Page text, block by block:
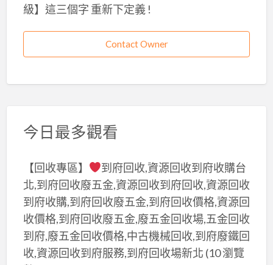
級】這三個字 重新下定義 !
Contact Owner
今日最多觀看
【回收專區】
到府回收,資源回收到府收購台
北,到府回收廢五金,資源回收到府回收,資源回收
到府收購,到府回收廢五金,到府回收價格,資源回
收價格,到府回收廢五金,廢五金回收場,五金回收
到府,廢五金回收價格,中古機械回收,到府廢鐵回
收,資源回收到府服務,到府回收場新北 (10 瀏覽